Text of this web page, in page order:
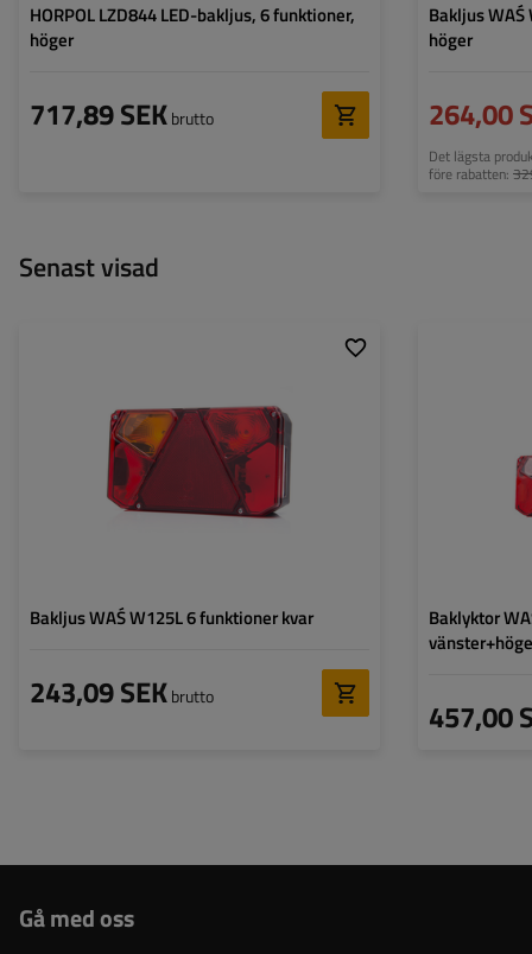
HORPOL LZD844 LED-bakljus, 6 funktioner,
höger
717,89 SEKbrutto
Bakljus WAŚ
höger
264,00
Det lägsta
före rabatten:
Senast visad
Bakljus WAŚ W125L 6 funktioner kvar
243,09 SEKbrutto
12/24 V
Typ av anslutning:
genom
Lampans funktioner:
Positionsljus ,
Riktningsindikator
Dimljus ,Belysning för
registreringsskylt
Baklyktor
457,00
Lampans
Gå med oss